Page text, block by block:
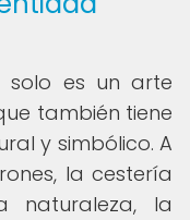
solo es un arte
también tiene
y simbólico. A
la cestería
naturaleza, la